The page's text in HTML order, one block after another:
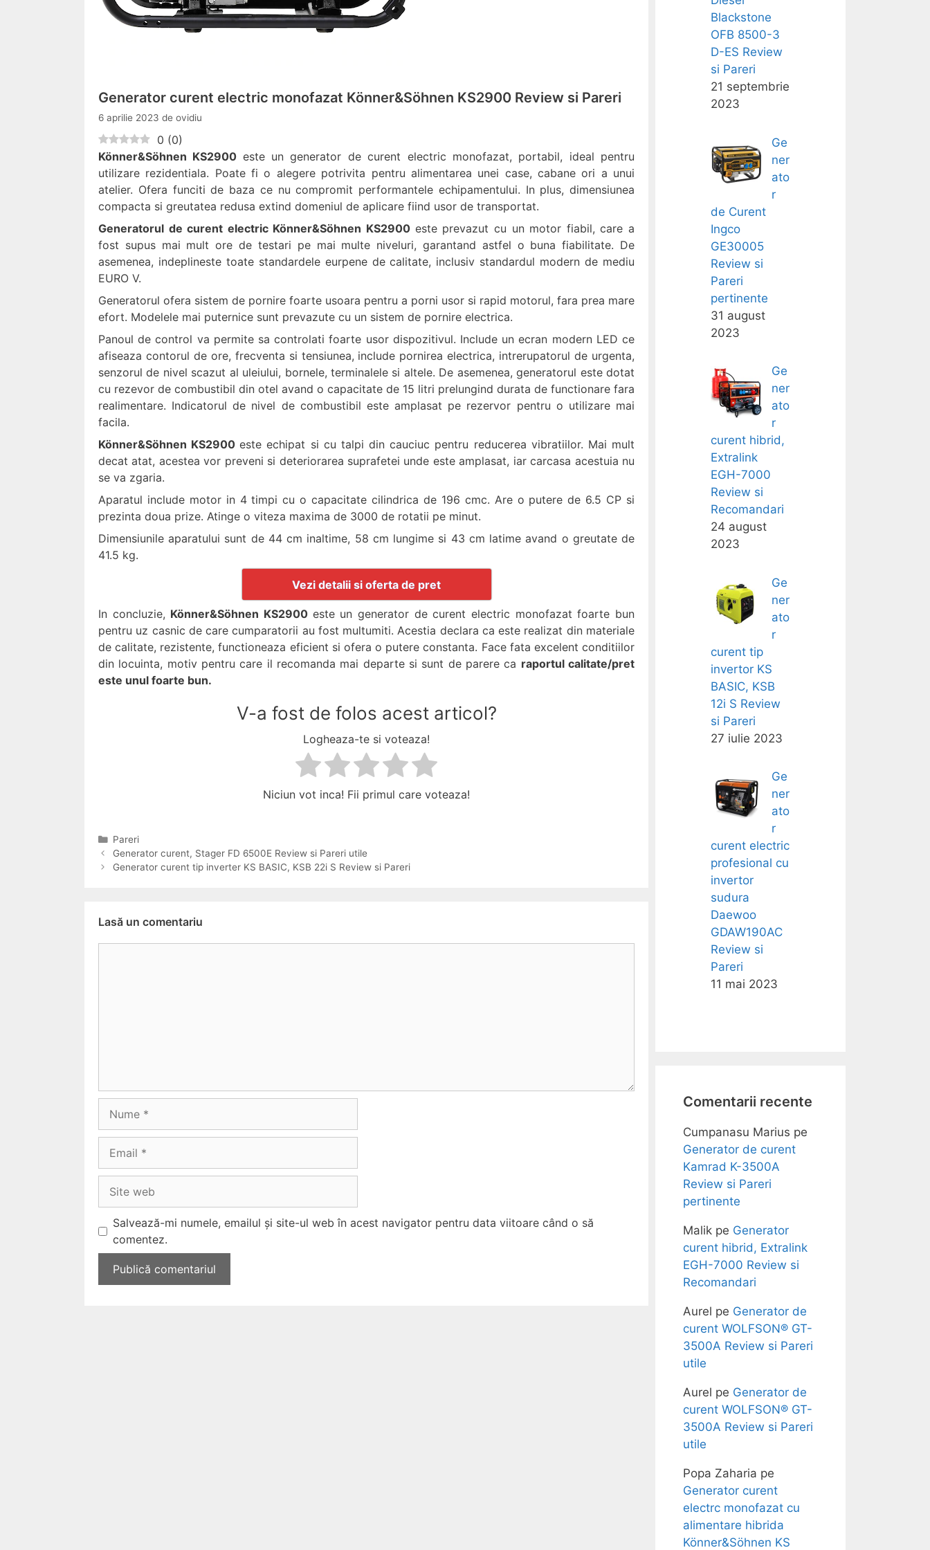
Generator curent electric monofazat Könner&Söhnen KS2900 Review si Pareri
6 aprilie 2023 de ovidiu
0 (0)
Könner&Söhnen KS2900 este un generator de curent electric monofazat, portabil, ideal pentru
utilizare rezidentiala. Poate fi o alegere potrivita pentru alimentarea unei case, cabane ori a unui
atelier. Ofera funciti de baza ce nu compromit performantele echipamentului. In plus, dimensiunea
compacta si greutatea redusa extind domeniul de aplicare fiind usor de transportat.
Generatorul de curent electric Könner&Söhnen KS2900 este prevazut cu un motor fiabil, care a
fost supus mai mult ore de testari pe mai multe niveluri, garantand astfel o buna fiabilitate. De
asemenea, indeplineste toate standardele eurpene de calitate, inclusiv standardul modern de mediu
EURO V.
Generatorul ofera sistem de pornire foarte usoara pentru a porni usor si rapid motorul, fara prea mare
efort. Modelele mai puternice sunt prevazute cu un sistem de pornire electrica.
Panoul de control va permite sa controlati foarte usor dispozitivul. Include un ecran modern LED ce
afiseaza contorul de ore, frecventa si tensiunea, include pornirea electrica, intrerupatorul de urgenta,
senzorul de nivel scazut al uleiului, bornele, terminalele si altele. De asemenea, generatorul este dotat
cu rezevor de combustibil din otel avand o capacitate de 15 litri prelungind durata de functionare fara
realimentare. Indicatorul de nivel de combustibil este amplasat pe rezervor pentru o utilizare mai
facila.
Könner&Söhnen KS2900este echipat si cu talpi din cauciuc pentru reducerea vibratiilor. Mai mult
decat atat, acestea vor preveni si deteriorarea suprafetei unde este amplasat, iar carcasa acestuia nu
se va zgaria.
Aparatul include motor in 4 timpi cu o capacitate cilindrica de 196 cmc. Are o putere de 6.5 CP si
prezinta doua prize. Atinge o viteza maxima de 3000 de rotatii pe minut.
Dimensiunile aparatului sunt de 44 cm inaltime, 58 cm lungime si 43 cm latime avand o greutate de
41.5 kg.
Vezi detalii si oferta de pret
In concluzie, Könner&Söhnen KS2900 este un generator de curent electric monofazat foarte bun
pentru uz casnic de care cumparatorii au fost multumiti. Acestia declara ca este realizat din materiale
de calitate, rezistente, functioneaza eficient si ofera o putere constanta. Face fata excelent conditiilor
din locuinta, motiv pentru care il recomanda mai departe si sunt de parere ca raportul calitate/pret
este unul foarte bun.
V-a fost de folos acest articol?
Logheaza-te si voteaza!
Niciun vot inca! Fii primul care voteaza!
Categorii
Pareri
Navigare
în
Generator curent, Stager FD 6500E Review si Pareri utile
Generator curent tip inverter KS BASIC, KSB 22i S Review si Pareri
Lasă un comentariu
web
Salvează-mi numele, emailul și site-ul web în acest navigator pentru data viitoare când o să
comentez.
Blackstone
OFB 8500-3
D-ES Review
si Pareri
21 septembrie
2023
Ge
ner
ato
r
de Curent
Ingco
GE30005
Review si
Pareri
pertinente
31 august
2023
Ge
ner
ato
r
curent hibrid,
Extralink
EGH-7000
Review si
Recomandari
24 august
2023
Ge
ner
ato
r
curent tip
invertor KS
BASIC, KSB
12i S Review
si Pareri
27 iulie 2023
Ge
ner
ato
r
curent electric
profesional cu
invertor
sudura
Daewoo
GDAW190AC
Review si
Pareri
11 mai 2023
Comentarii recente
Cumpanasu Marius pe
Generator de curent
Kamrad K-3500A
Review si Pareri
pertinente
Malik pe Generator
curent hibrid, Extralink
EGH-7000 Review si
Recomandari
Aurel pe Generator de
curent WOLFSON® GT-
3500A Review si Pareri
utile
Aurel pe Generator de
curent WOLFSON® GT-
3500A Review si Pareri
utile
Popa Zaharia pe
Generator curent
electrc monofazat cu
alimentare hibrida
Könner&Söhnen KS